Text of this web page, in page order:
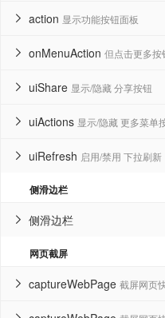
action 显示功能按钮面板

onMenuAction 但点击更多按

uiShare 显示/隐藏 分享按钮

uiActions 显示/隐藏 更多菜单

uiRefresh 启用/禁用 下拉刷新

侧滑边栏
侧滑边栏

网页截屏
captureWebPage 截屏网页
